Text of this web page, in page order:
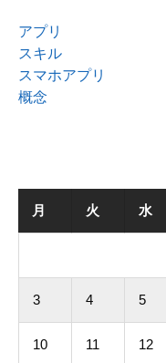
アプリ
スキル
スマホアプリ
概念
月 火 水
3 4 5
10 11 12